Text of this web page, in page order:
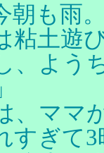
朝も雨
粘土遊
、よ
、ママ
すぎて